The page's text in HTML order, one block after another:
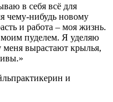
в себя всё для
чему-нибудь новому
и работа – моя жизнь.
пуделем. Я уделяю
вырастают крылья,
и